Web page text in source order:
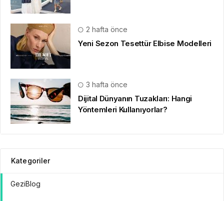
2 hafta önce
Yeni Sezon Tesettür Elbise Modelleri
3 hafta önce
Dijital Dünyanın Tuzakları: Hangi
Yöntemleri Kullanıyorlar?
Kategoriler
GeziBlog